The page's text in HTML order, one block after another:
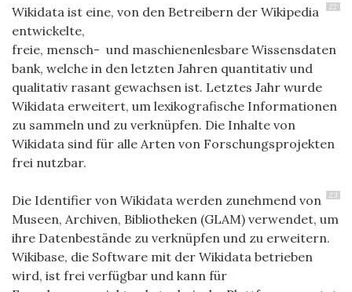
22
Wikidata ist eine, von den Betreibern der Wikipedia
entwickelte,
freie, mensch- und maschienenlesbare Wissensdaten
bank, welche in den letzten Jahren quantitativ und
qualitativ rasant gewachsen ist. Letztes Jahr wurde
Wikidata erweitert, um lexikografische Informationen
zu sammeln und zu verknüpfen. Die Inhalte von
Wikidata sind für alle Arten von Forschungsprojekten
frei nutzbar.
23
Die Identifier von Wikidata werden zunehmend von
Museen, Archiven, Bibliotheken (GLAM) verwendet, um
ihre Datenbestände zu verknüpfen und zu erweitern.
Wikibase, die Software mit der Wikidata betrieben
wird, ist frei verfügbar und kann für